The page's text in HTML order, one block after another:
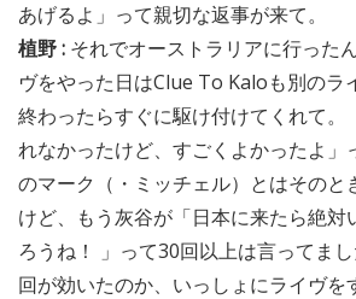
あげるよ」って親切な返事が来て。
植野 : それでオーストラリアに行った
ヴをやった日はClue To Kaloも別のラ
終わったらすぐに駆け付けてくれて。
れなかったけど、すごくよかったよ」
のマーク（・ミッチェル）とはそのと
けど、もう灰谷が「日本に来たら絶対
ろうね！ 」って30回以上は言ってま
回が効いたのか、いっしょにライヴを